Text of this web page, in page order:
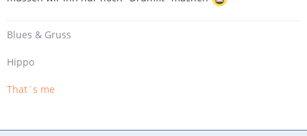
Blues & Gruss
Hippo
That´s me